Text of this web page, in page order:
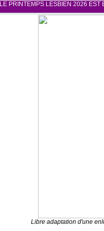
LE PRINTEMPS LESBIEN 2026 EST
Libre adaptation d'une